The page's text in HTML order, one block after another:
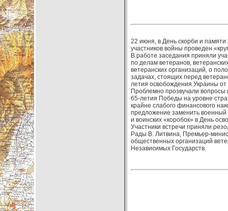
22 июня, в День скорби и
участников войны проведен
В работе заседания приняли
по делам ветеранов,
ветеранских организаций, о
задачах, стоящих перед
летия освобождения Украины
Проблемно прозвучали вопросы
65-летия Победы на уровне
крайне слабого финансового
предложение заменить
и воинских «коробок» в День
Участники встречи приняли
Рады В. Литвина, Премьер-
общественных организаций
Независимых Государств.